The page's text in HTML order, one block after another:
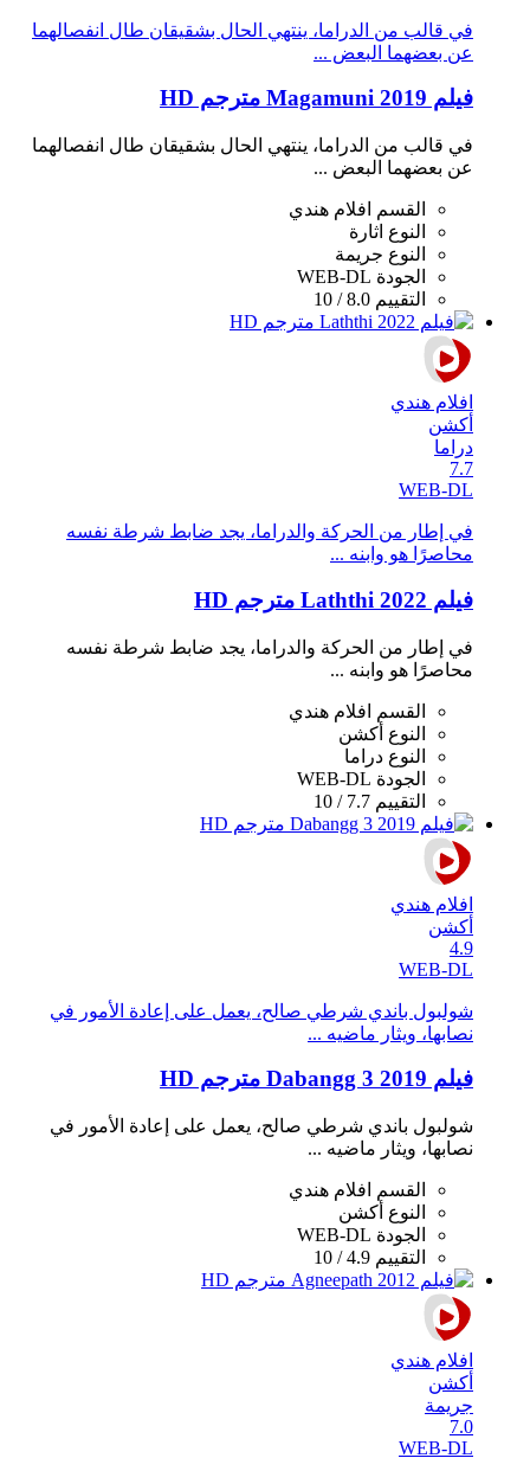
في قالب من الدراما، ينتهي الحال بشقيقان طال انفصالهما
عن بعضهما البعض ...
فيلم Magamuni 2019 مترجم HD
في قالب من الدراما، ينتهي الحال بشقيقان طال انفصالهما
عن بعضهما البعض ...
القسم
افلام هندي
النوع اثارة
النوع جريمة
الجودة WEB-DL
التقييم 8.0 / 10
افلام هندي
أكشن
دراما
7.7
WEB-DL
في إطار من الحركة والدراما، يجد ضابط شرطة نفسه
محاصرًا هو وابنه ...
فيلم Laththi 2022 مترجم HD
في إطار من الحركة والدراما، يجد ضابط شرطة نفسه
محاصرًا هو وابنه ...
القسم
افلام هندي
النوع أكشن
النوع دراما
الجودة WEB-DL
التقييم 7.7 / 10
افلام هندي
أكشن
4.9
WEB-DL
شولبول باندي شرطي صالح، يعمل على إعادة اﻷمور في
نصابها، ويثار ماضيه ...
فيلم Dabangg 3 2019 مترجم HD
شولبول باندي شرطي صالح، يعمل على إعادة اﻷمور في
نصابها، ويثار ماضيه ...
القسم
افلام هندي
النوع أكشن
الجودة WEB-DL
التقييم 4.9 / 10
افلام هندي
أكشن
جريمة
7.0
WEB-DL